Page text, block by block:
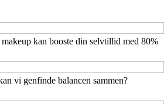
kan booste din selvtillid med 80%
vi genfinde balancen sammen?